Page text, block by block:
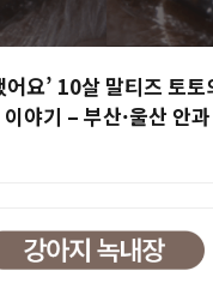
어요’ 10살 말티즈 토
야기 – 부산·울산 안
터